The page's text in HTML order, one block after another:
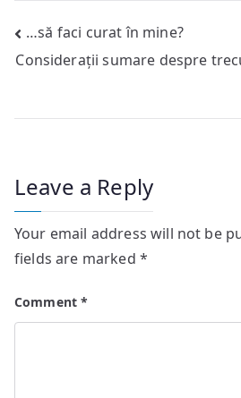
Post
navigation
…să faci curat în mine?
Considerații sumare despre
Leave a Reply
Your email address will not be
fields are marked *
Comment*